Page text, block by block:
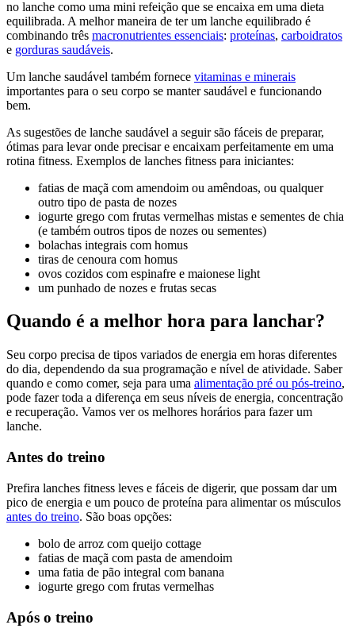
no lanche como uma mini refeição que se encaixa em uma dieta
equilibrada. A melhor maneira de ter um lanche equilibrado é
combinando três macronutrientes essenciais: proteínas, carboidratos
e gorduras saudáveis.
Um lanche saudável também fornece vitaminas e minerais
importantes para o seu corpo se manter saudável e funcionando
bem.
As sugestões de lanche saudável a seguir são fáceis de preparar,
ótimas para levar onde precisar e encaixam perfeitamente em uma
rotina fitness. Exemplos de lanches fitness para iniciantes:
fatias de maçã com amendoim ou amêndoas, ou qualquer
outro tipo de pasta de nozes
iogurte grego com frutas vermelhas mistas e sementes de chia
(e também outros tipos de nozes ou sementes)
bolachas integrais com homus
tiras de cenoura com homus
ovos cozidos com espinafre e maionese light
um punhado de nozes e frutas secas
Quando é a melhor hora para lanchar?
Seu corpo precisa de tipos variados de energia em horas diferentes
do dia, dependendo da sua programação e nível de atividade. Saber
quando e como comer, seja para uma alimentação pré ou pós-treino,
pode fazer toda a diferença em seus níveis de energia, concentração
e recuperação. Vamos ver os melhores horários para fazer um
lanche.
Antes do treino
Prefira lanches fitness leves e fáceis de digerir, que possam dar um
pico de energia e um pouco de proteína para alimentar os músculos
antes do treino. São boas opções:
bolo de arroz com queijo cottage
fatias de maçã com pasta de amendoim
uma fatia de pão integral com banana
iogurte grego com frutas vermelhas
Após o treino